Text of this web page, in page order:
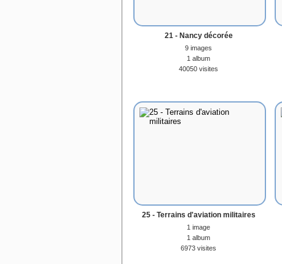
21 - Nancy décorée
9 images
1 album
40050 visites
25 - Terrains d'aviation militaires
1 image
1 album
6973 visites